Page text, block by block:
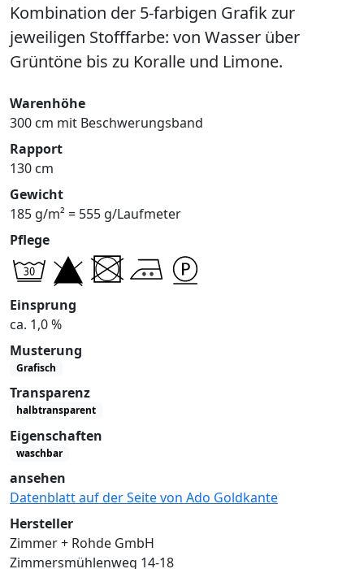
Kombination der 5-farbigen Grafik zur
jeweiligen Stofffarbe: von Wasser über
Grüntöne bis zu Koralle und Limone.
Warenhöhe
300 cm mit Beschwerungsband
Rapport
130 cm
Gewicht
185 g/m² = 555 g/Laufmeter
Pflege
Einsprung
ca. 1,0 %
Musterung
Grafisch
Transparenz
halbtransparent
Eigenschaften
waschbar
ansehen
Datenblatt auf der Seite von Ado Goldkante
Hersteller
Zimmer + Rohde GmbH
Zimmersmühlenweg 14-18